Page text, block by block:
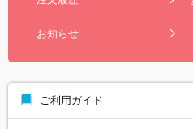
お知らせ
ご利用ガイド